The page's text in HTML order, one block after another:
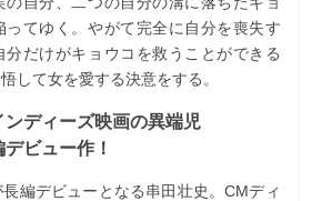
ってゆく。やがて完全に自分を喪失す
分だけがキョウコを救うことができる
して女を愛する決意をする。
ディーズ映画の異端児
ビュー作！
編デビューとなる串田壮史。CMディ